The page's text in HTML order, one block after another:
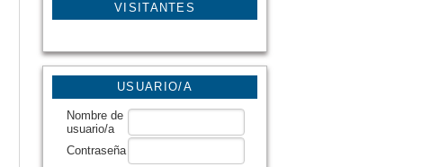
VISITANTES
USUARIO/A
Nombre de
usuario/a
Contraseña